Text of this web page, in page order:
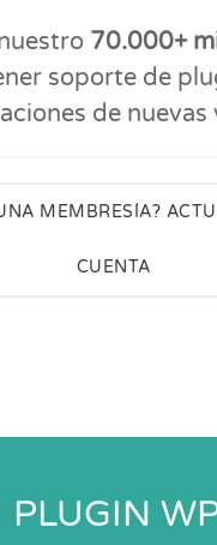
70.000+
soporte de
de nuevas
MEMBRESÍA?
CUENTA
PLUGIN